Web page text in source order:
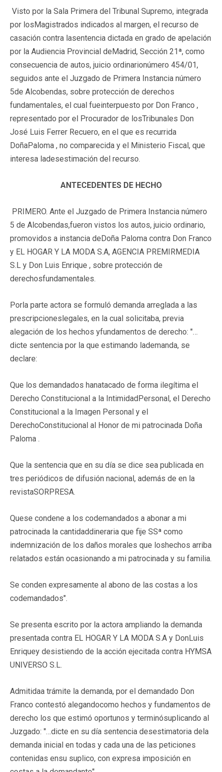
Visto por la Sala Primera del Tribunal Supremo, integrada
por losMagistrados indicados al margen, el recurso de
casación contra lasentencia dictada en grado de apelación
por la Audiencia Provincial deMadrid, Sección 21ª, como
consecuencia de autos, juicio ordinarionúmero 454/01,
seguidos ante el Juzgado de Primera Instancia número
5de Alcobendas, sobre protección de derechos
fundamentales, el cual fueinterpuesto por Don Franco ,
representado por el Procurador de losTribunales Don
José Luis Ferrer Recuero, en el que es recurrida
DoñaPaloma , no comparecida y el Ministerio Fiscal, que
interesa ladesestimación del recurso.
ANTECEDENTES DE HECHO
PRIMERO. Ante el Juzgado de Primera Instancia número
5 de Alcobendas,fueron vistos los autos, juicio ordinario,
promovidos a instancia deDoña Paloma contra Don Franco
y EL HOGAR Y LA MODA S.A, AGENCIA PREMIRMEDIA
S.L y Don Luis Enrique , sobre protección de
derechosfundamentales.
Porla parte actora se formuló demanda arreglada a las
prescripcioneslegales, en la cual solicitaba, previa
alegación de los hechos yfundamentos de derecho: "…
dicte sentencia por la que estimando lademanda, se
declare:
Que los demandados hanatacado de forma ilegítima el
Derecho Constitucional a la IntimidadPersonal, el Derecho
Constitucional a la Imagen Personal y el
DerechoConstitucional al Honor de mi patrocinada Doña
Paloma .
Que la sentencia que en su día se dice sea publicada en
tres periódicos de difusión nacional, además de en la
revistaSORPRESA.
Quese condene a los codemandados a abonar a mi
patrocinada la cantidaddineraria que fije SSª como
indemnización de los daños morales que loshechos arriba
relatados están ocasionando a mi patrocinada y su familia.
Se conden expresamente al abono de las costas a los
codemandados".
Se presenta escrito por la actora ampliando la demanda
presentada contra EL HOGAR Y LA MODA S.A y DonLuis
Enriquey desistiendo de la acción ejecitada contra HYMSA
UNIVERSO S.L.
Admitidaa trámite la demanda, por el demandado Don
Franco contestó alegandocomo hechos y fundamentos de
derecho los que estimó oportunos y terminósuplicando al
Juzgado: "…dicte en su día sentencia desestimatoria dela
demanda inicial en todas y cada una de las peticiones
contenidas ensu suplico, con expresa imposición en